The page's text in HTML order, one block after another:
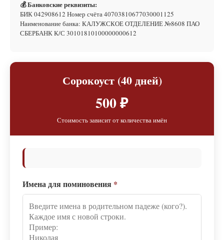
💰 Банковские реквизиты:
БИК 042908612 Номер счёта 40703810677030001125
Наименование банка: КАЛУЖСКОЕ ОТДЕЛЕНИЕ №8608 ПАО
СБЕРБАНК К/С 30101810100000000612
Сорокоуст (40 дней)
500 ₽
Стоимость зависит от количества имён
Имена для поминовения *